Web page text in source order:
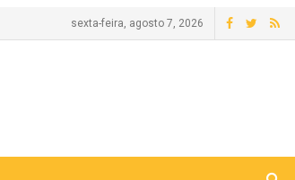
sexta-feira, agosto 7, 2026